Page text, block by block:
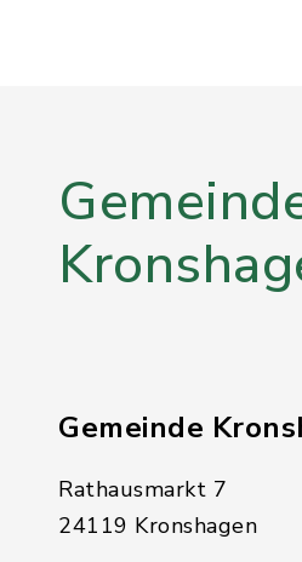
Gemeinde
Rathausmarkt 7
24119 Kronshagen